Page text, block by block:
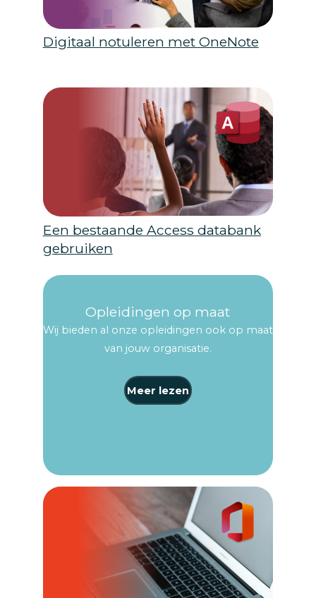
Digitaal notuleren met OneNote
Een bestaande Access databank
gebruiken
Opleidingen op maat
Wij bieden al onze opleidingen ook op maat
van jouw organisatie.
Meer lezen